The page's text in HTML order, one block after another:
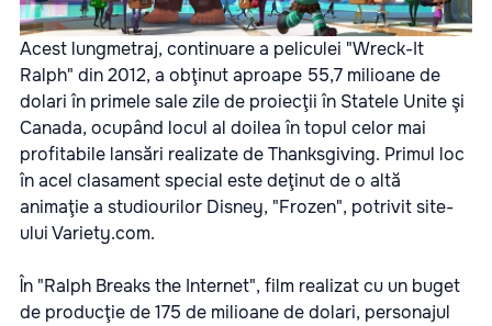
Acest lungmetraj, continuare a peliculei "Wreck-It
Ralph" din 2012, a obţinut aproape 55,7 milioane de
dolari în primele sale zile de proiecţii în Statele Unite şi
Canada, ocupând locul al doilea în topul celor mai
profitabile lansări realizate de Thanksgiving. Primul loc
în acel clasament special este deţinut de o altă
animaţie a studiourilor Disney, "Frozen", potrivit site-
ului Variety.com.
În "Ralph Breaks the Internet", film realizat cu un buget
de producţie de 175 de milioane de dolari, personajul